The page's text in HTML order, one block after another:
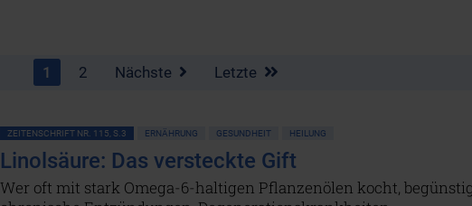
1 2 Nächste Letzte
ZEITENSCHRIFT NR. 115, S.3 ERNÄHRUNG GESUNDHEIT HEILUNG
Linolsäure: Das versteckte Gift
Wer oft mit stark Omega-6-haltigen Pflanzenölen kocht,